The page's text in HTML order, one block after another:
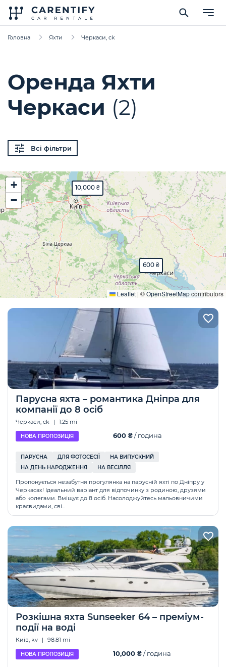
Головна Яхти Черкаси, ck
Оренда Яхти
Черкаси (2)
Всі фільтри
600 ₴
10,000 ₴
+
−
Leaflet | ©OpenStreetMapcontributors
Розгорнути
Парусна яхта – романтика Дніпра для
компанії до 8 осіб
Черкаси, ck | 1.25 mi
НОВА ПРОПОЗИЦІЯ 600 ₴/ година
ПАРУСНА ДЛЯ ФОТОСЕСІЇ
НА ВИПУСКНИЙ
НА ДЕНЬ НАРОДЖЕННЯ
НА ВЕСІЛЛЯ
Пропонується незабутня прогулянка на парусній яхті по Дніпру у
Черкасах! Ідеальний варіант для відпочинку з родиною, друзями
або колегами. Вміщує до 8 осіб. Насолоджуйтесь мальовничими
краєвидами, сві...
Розкішна яхта Sunseeker 64 – преміум-
події на воді
Київ, kv | 98.81 mi
НОВА ПРОПОЗИЦІЯ 10,000 ₴/ година